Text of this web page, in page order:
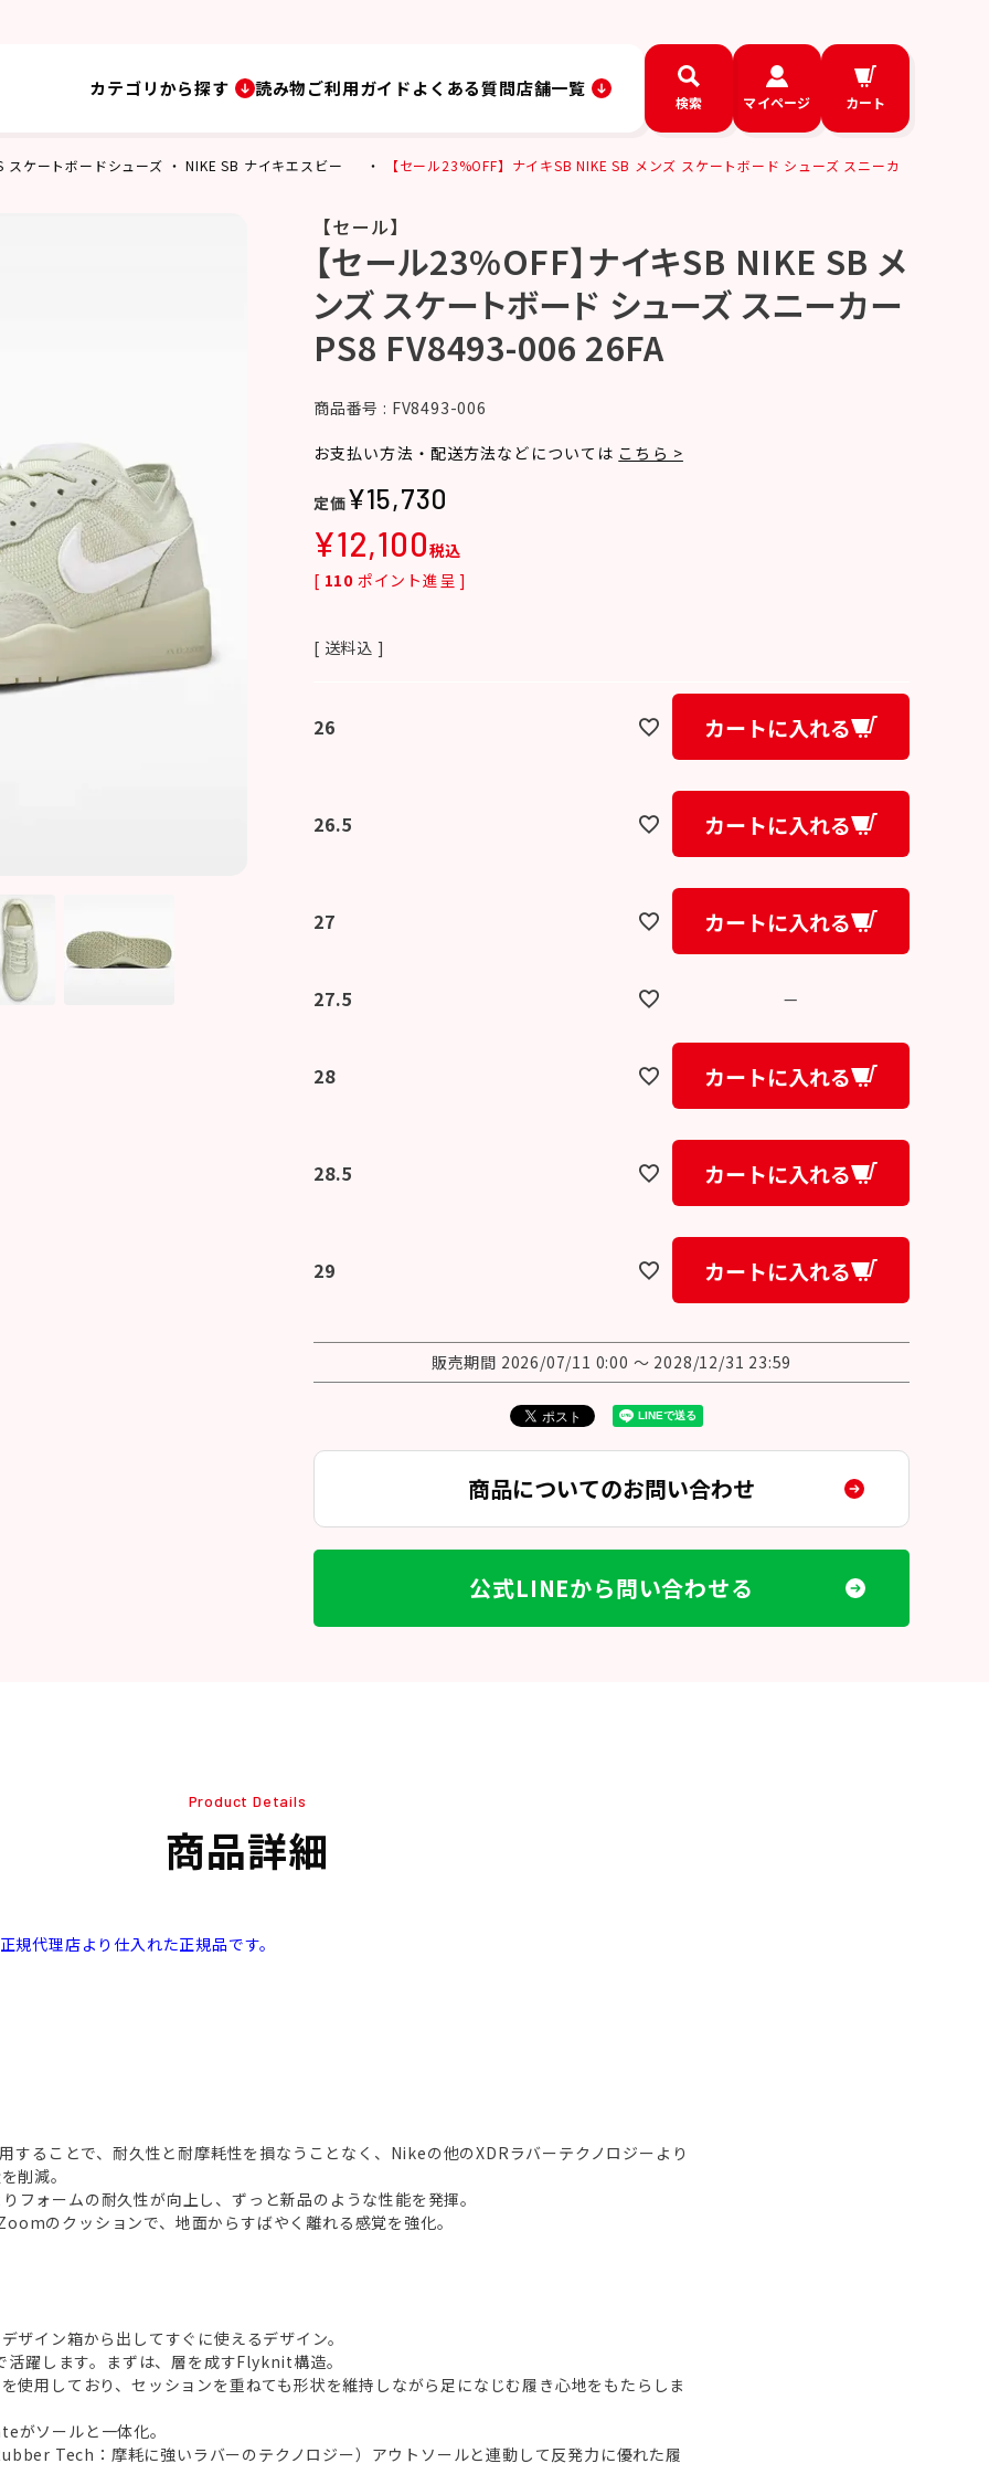
カテゴリから探す 読み物ご利用ガイドよくある質問店舗一覧
検索 マイページ カート
スケートボードシューズ NIKE SB ナイキエスビー
【セール23%OFF】ナイキSB NIKE SB メンズ スケートボード シューズ スニーカ
【セール】
【セール23%OFF】ナイキSB NIKE SB メ
ンズ スケートボード シューズ スニーカー
PS8 FV8493-006 26FA
商品番号 FV8493-006
お支払い方法・配送方法などについては こちら >
¥15,730
¥12,100税込
[ 110 ポイント進呈 ]
送料込
26 カートに入れる
26.5 カートに入れる
27 カートに入れる
27.5 —
28 カートに入れる
28.5 カートに入れる
29 カートに入れる
販売期間 2026/07/11 0:00 〜 2028/12/31 23:59
商品についてのお問い合わせ
公式LINEから問い合わせる
Product Details
商品詳細
規代理店より仕入れた正規品です。
することで、耐久性と耐摩耗性を損なうことなく、Nikeの他のXDRラバーテクノロジーより
削減。
フォームの耐久性が向上し、ずっと新品のような性能を発揮。
のクッションで、地面からすばやく離れる感覚を強化。
ザイン箱から出してすぐに使えるデザイン。
活躍します。まずは、層を成すFlyknit構造。
使用しており、セッションを重ねても形状を維持しながら足になじむ履き心地をもたらしま
がソールと一体化。
Tech：摩耗に強いラバーのテクノロジー）アウトソールと連動して反発力に優れた履